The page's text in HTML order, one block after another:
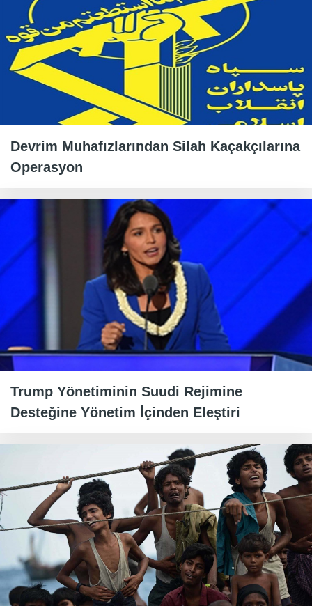
Devrim Muhafızlarından Silah Kaçakçılarına
Operasyon
Trump Yönetiminin Suudi Rejimine
Desteğine Yönetim İçinden Eleştiri